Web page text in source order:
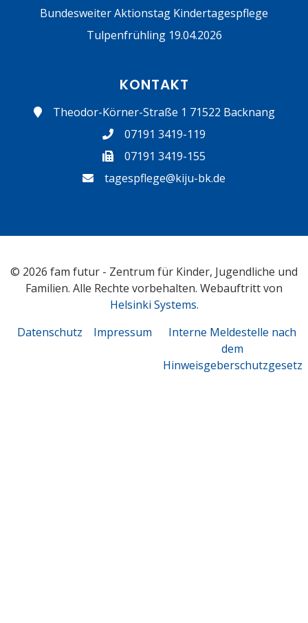
Bundesweiter Aktionstag Kindertagespflege
Tulpenfrühling 19.04.2026
KONTAKT
Theodor-Körner-Straße 1 71522 Backnang
07191 3419-119
07191 3419-155
tagespflege@kiju-bk.de
© 2026 fam futur - Zentrum für Kinder, Jugendliche und
Familien. Alle Rechte vorbehalten. Webauftritt von
Helsinki Systems.
Datenschutz
Impressum
Interne Meldestelle nach
dem
Hinweisgeberschutzgesetz